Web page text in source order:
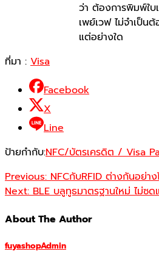
ว่า ต้องการพิมพ์ใบ
เพย์เวฟ ไม่จำเป็น
แต่อย่างใด
ที่มา : Visa
Facebook
X
Line
ป้ายกำกับ:NFC/บัตรเครดิต / Visa
Previous:NFCกับRFID ต่างกันอย่า
Next:BLE บลูทูธมาตรฐานใหม่ ไม่ซ
About The Author
fuyashopAdmin